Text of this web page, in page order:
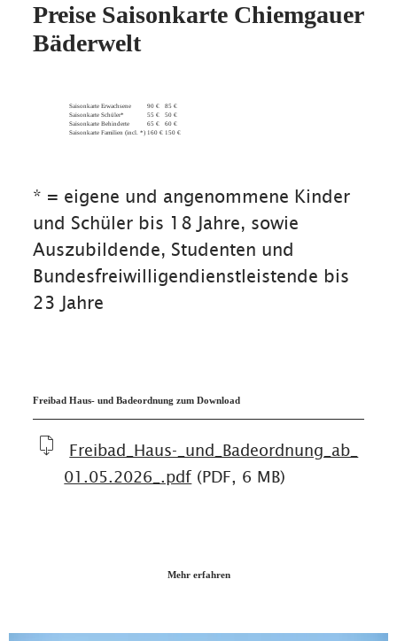
Preise Saisonkarte Chiemgauer
Bäderwelt
Saisonkarte Erwachsene 90 €
85 €
Saisonkarte Schüler*
55 €
50 €
Saisonkarte Behinderte
65 €
60 €
Saisonkarte Familien (incl. *) 160 € 150 €
* = eigene und angenommene Kinder
und Schüler bis 18 Jahre, sowie
Auszubildende, Studenten und
Bundesfreiwilligendienstleistende bis
23 Jahre
Freibad Haus- und Badeordnung zum Download
Freibad_Haus-_und_Badeordnung_ab_
01.05.2026_.pdf(PDF, 6 MB)
Mehr erfahren